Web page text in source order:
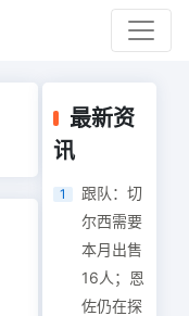
最新资
讯
1
跟队：切
尔西需要
本月出售
16人；恩
佐仍在探